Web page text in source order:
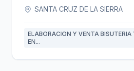
SANTA CRUZ DE LA SIERRA
ELABORACION Y VENTA BISUTERIA
EN...